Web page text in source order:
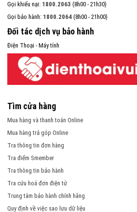
Gọi khiếu nại: 1800.2063 (8h00 - 21h30)
Gọi bảo hành: 1800.2064 (8h00 - 21h00)
Đối tác dịch vụ bảo hành
Điện Thoại - Máy tính
Tìm cửa hàng
Mua hàng và thanh toán Online
Mua hàng trả góp Online
Tra thông tin đơn hàng
Tra điểm Smember
Tra thông tin bảo hành
Tra cứu hoá đơn điện tử
Trung tâm bảo hành chính hãng
Quy định về việc sao lưu dữ liệu